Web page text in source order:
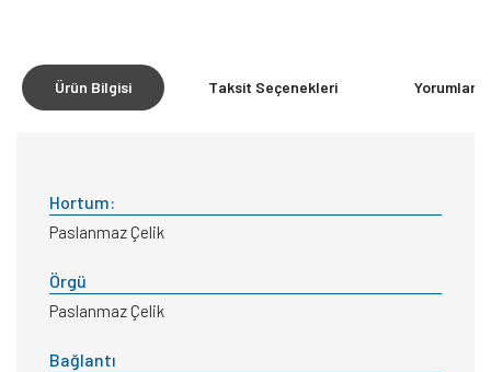
Ürün Bilgisi Taksit Seçenekleri Yorumlar
Hortum:
Paslanmaz Çelik
Örgü
Paslanmaz Çelik
Bağlantı